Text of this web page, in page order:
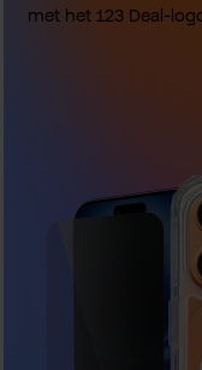
met het 123 Deal-